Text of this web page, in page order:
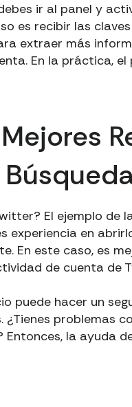
ir al panel y
es recibir las
extraer más
En la práctica,
El ejemplo de
en
En este caso, es
de cuenta de
puede hacer un
problemas
la ayuda